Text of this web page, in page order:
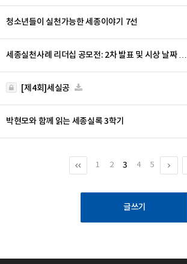
청소년들이 실천가능한 세종이야기 7선
세종실천사례 리더십 공모전: 2차 발표 및 시상 날짜 …
[제4회]세실공
박현모와 함께 읽는 세종실록 3학기
1 2 3 4 5
글쓰기